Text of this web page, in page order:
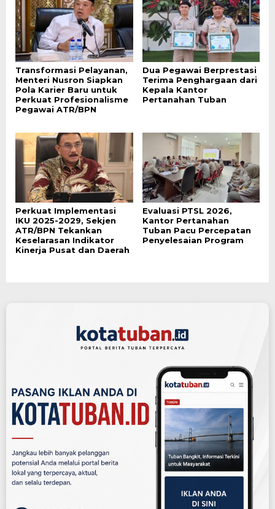
Transformasi Pelayanan,
Menteri Nusron Siapkan
Pola Karier Baru untuk
Perkuat Profesionalisme
Pegawai ATR/BPN
Dua Pegawai Berprestasi
Terima Penghargaan dari
Kepala Kantor
Pertanahan Tuban
Perkuat Implementasi
IKU 2025-2029, Sekjen
ATR/BPN Tekankan
Keselarasan Indikator
Kinerja Pusat dan Daerah
Evaluasi PTSL 2026,
Kantor Pertanahan
Tuban Pacu Percepatan
Penyelesaian Program